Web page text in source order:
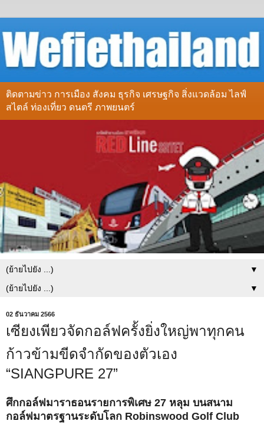
ติดตามข่าว การเมือง สังคม ธุรกิจ เศรษฐกิจ สิ่งแวดล้อม ไลฟ์
สไตล์ ท่องเที่ยว ดนตรี ภาพยนตร์
▼
▼
02 ธันวาคม 2566
เซียงเพียวจัดกอล์ฟครั้งยิ่งใหญ่พาทุกคน
ก้าวข้ามขีดจำกัดของตัวเอง
“SIANGPURE 27”
ศึกกอล์ฟมาราธอนรายการพิเศษ 27 หลุม บนสนาม
กอล์ฟมาตรฐานระดับโลก Robinswood Golf Club